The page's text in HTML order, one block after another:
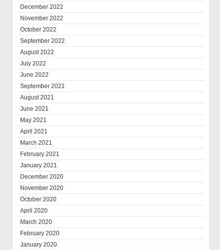
December 2022
November 2022
October 2022
September 2022
August 2022
July 2022
June 2022
September 2021
August 2021
June 2021
May 2021
April 2021
March 2021
February 2021
January 2021
December 2020
November 2020
October 2020
April 2020
March 2020
February 2020
January 2020